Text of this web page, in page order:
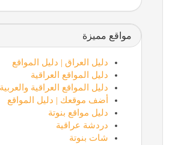
مواقع مميزة
دليل العراق | دليل المواقع
دليل المواقع العراقية
دليل المواقع العراقية والعربية
أضف موقعك | دليل المواقع
دليل مواقع بنوتة
دردشة عراقية
شات بنوتة